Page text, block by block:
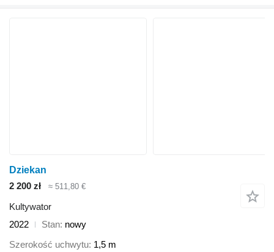
Dziekan
2 200 zł
≈ 511,80 €
Kultywator
2022
Stan nowy
Szerokość uchwytu 1,5 m